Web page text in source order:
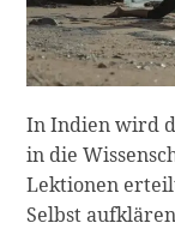
In Indien wird
in die
Lektionen
Selbst